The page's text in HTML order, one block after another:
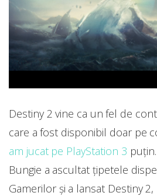
Destiny 2 vine ca un fel de
care a fost disponibil doar pe
am jucat pe PlayStation 3
Bungie a ascultat țipetele
Gamerilor și a lansat Destiny